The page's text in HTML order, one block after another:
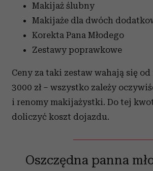
Makijaż ślubny
Makijaże dla dwóch
Korekta Pana Młodego
Zestawy poprawkowe
Ceny za taki zestaw wahają się
3000 zł – wszystko zależy
i renomy makijażystki. Do tej
doliczyć koszt dojazdu.
Oszczędna panna